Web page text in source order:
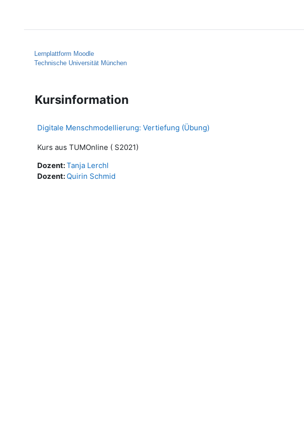
Lernplattform Moodle
Technische Universität München
Kursinformation
Digitale Menschmodellierung: Vertiefung (Übung)
Kurs aus TUMOnline ( S2021)
Dozent:Tanja Lerchl
Dozent: Quirin Schmid